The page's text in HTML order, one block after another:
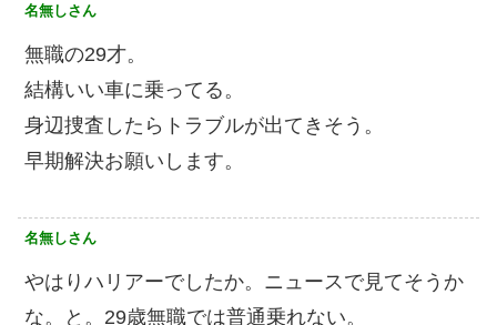
名無しさん
無職の29才。
結構いい車に乗ってる。
身辺捜査したらトラブルが出てきそう。
早期解決お願いします。
名無しさん
やはりハリアーでしたか。ニュースで見てそうか
な。と。29歳無職では普通乗れない。